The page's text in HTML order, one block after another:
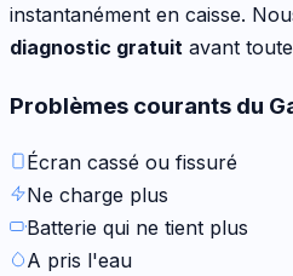
instantanément en caisse.
diagnostic gratuit avant
Problèmes courants du
Écran cassé ou fissuré
Ne charge plus
Batterie qui ne tient plus
A pris l'eau